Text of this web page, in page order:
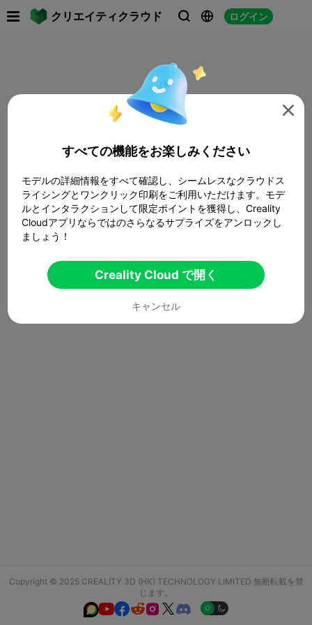
クリエイティクラウド   ログイン
Copyright © 2025 CREALITY 3D (HK) TECHNOLOGY LIMITED 無断転載を禁
じます。
  

すべての機能をお楽しみください
モデルの詳細情報をすべて確認し、シームレスなクラウドス
ライシングとワンクリック印刷をご利用いただけます。モデ
ルとインタラクションして限定ポイントを獲得し、Creality
Cloudアプリならではのさらなるサプライズをアンロックし
ましょう！
Creality Cloud で開く
キャンセル